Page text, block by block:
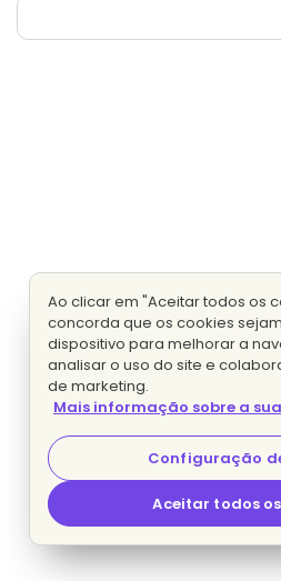
Ao clicar em "Aceitar todos os
concorda que os cookies
dispositivo para melhorar a
analisar o uso do site e
de marketing.
Mais informação sobre a
Configuração
Aceitar todos